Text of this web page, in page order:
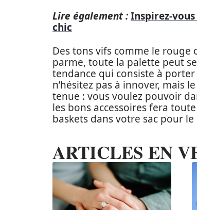
Lire également :Inspirez-
chic
Des tons vifs comme le
parme, toute la palette peut
tendance qui consiste à
n’hésitez pas à innover, mais
tenue : vous voulez pouvoir
les bons accessoires fera
baskets dans votre sac pour
ARTICLES EN